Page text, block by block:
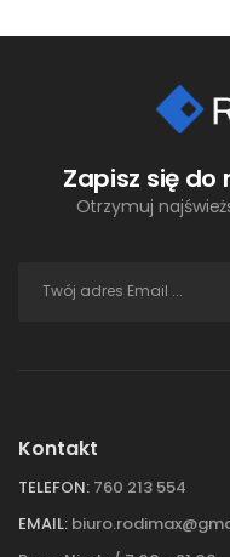
Zapisz się
Otrzymuj
Kontakt
TELEFON: 760 213 554
EMAIL: